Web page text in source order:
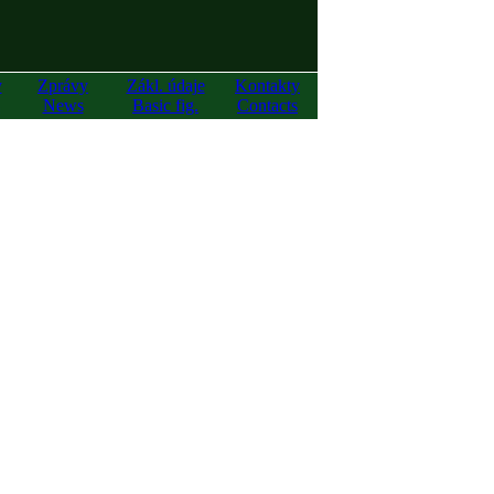
Zprávy
News
Zákl. údaje
Basic fig.
Kontakty
Contacts